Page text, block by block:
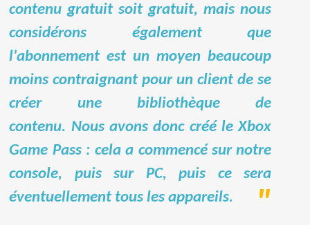
contenu gratuit soit gratuit, mais nous
considérons également que
l'abonnement est un moyen beaucoup
moins contraignant pour un client de se
créer une bibliothèque de
contenu. Nous avons donc créé le Xbox
Game Pass : cela a commencé sur notre
console, puis sur PC, puis ce sera
éventuellement tous les appareils.